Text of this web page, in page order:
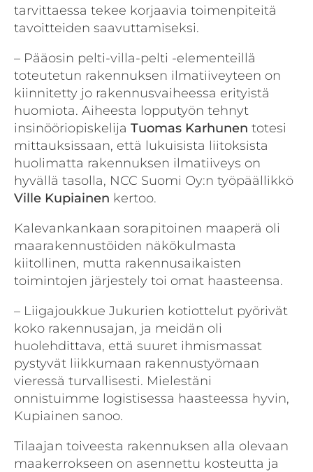
tarvittaessa tekee korjaavia toimenpiteitä
tavoitteiden saavuttamiseksi.
– Pääosin pelti-villa-pelti -elementeillä
toteutetun rakennuksen ilmatiiveyteen on
kiinnitetty jo rakennusvaiheessa erityistä
huomiota. Aiheesta lopputyön tehnyt
insinööriopiskelija Tuomas Karhunen totesi
mittauksissaan, että lukuisista liitoksista
huolimatta rakennuksen ilmatiiveys on
hyvällä tasolla, NCC Suomi Oy:n työpäällikkö
Ville Kupiainen kertoo.
Kalevankankaan sorapitoinen maaperä oli
maarakennustöiden näkökulmasta
kiitollinen, mutta rakennusaikaisten
toimintojen järjestely toi omat haasteensa.
– Liigajoukkue Jukurien kotiottelut pyörivät
koko rakennusajan, ja meidän oli
huolehdittava, että suuret ihmismassat
pystyvät liikkumaan rakennustyömaan
vieressä turvallisesti. Mielestäni
onnistuimme logistisessa haasteessa hyvin,
Kupiainen sanoo.
Tilaajan toiveesta rakennuksen alla olevaan
maakerrokseen on asennettu kosteutta ja